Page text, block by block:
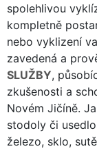
spolehlivou
kompletně
nebo vyklizení
zavedená a
SLUŽBY,
zkušenosti a
Novém Jičíně.
stodoly či
železo, sklo,